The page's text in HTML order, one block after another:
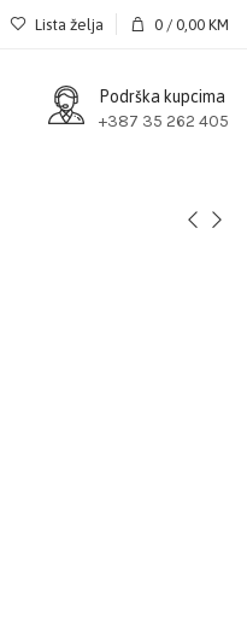
Lista želja 0 / 0,00 KM
Podrška kupcima
+387 35 262 405